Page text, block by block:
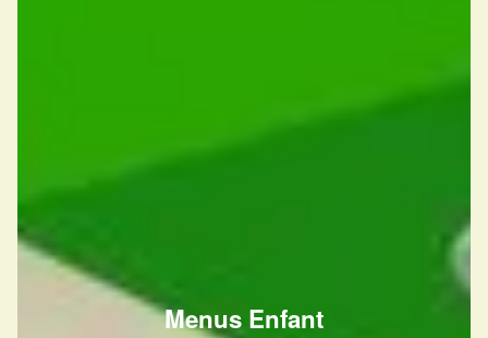
Menus Enfant